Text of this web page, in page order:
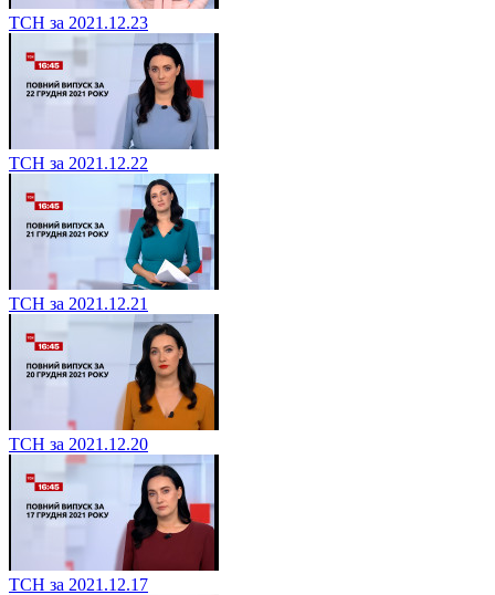
ТСН за 2021.12.23
ТСН за 2021.12.22
ТСН за 2021.12.21
ТСН за 2021.12.20
ТСН за 2021.12.17